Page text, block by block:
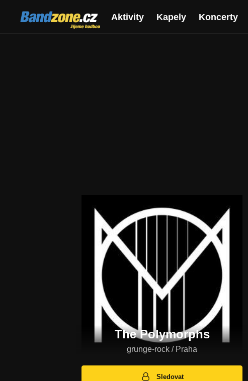
Bandzone.cz
žijeme hudbou
Aktivity Kapely Koncerty
The Polymorphs
grunge-rock / Praha
Sledovat